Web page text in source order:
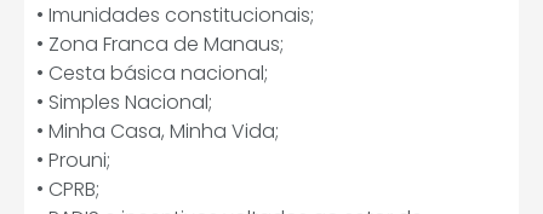
• Imunidades constitucionais;
• Zona Franca de Manaus;
• Cesta básica nacional;
• Simples Nacional;
• Minha Casa, Minha Vida;
• Prouni;
• CPRB;